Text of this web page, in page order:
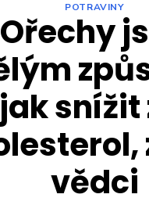
POTRAVINY
Ořechy
jak snížit
vědci